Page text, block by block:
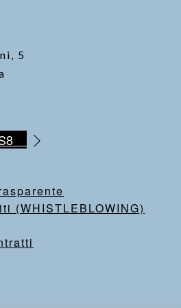
5
(WHISTLEBLOWING)